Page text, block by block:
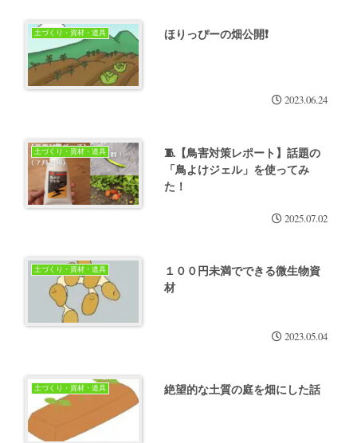
土づくり・資材・道具 ほりっぴーの畑公開❗
2023.06.24
土づくり・資材・道具
🧵【鳥害対策レポート】話題の
「鳥よけジェル」を使ってみ
た！
2025.07.02
土づくり・資材・道具
１００円未満でできる微生物資
材
2023.05.04
土づくり・資材・道具 絶望的な土質の庭を畑にした話